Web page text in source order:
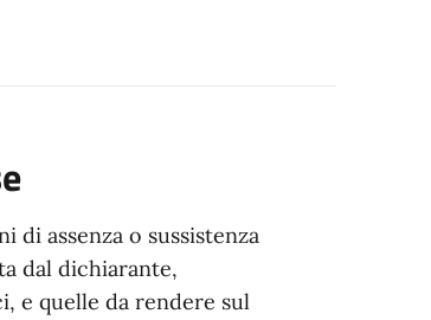
di assenza o sussistenza
dal dichiarante,
e quelle da rendere sul